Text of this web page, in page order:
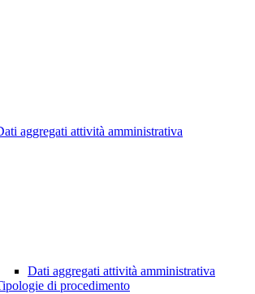
aggregati attività amministrativa
Dati aggregati attività amministrativa
di procedimento